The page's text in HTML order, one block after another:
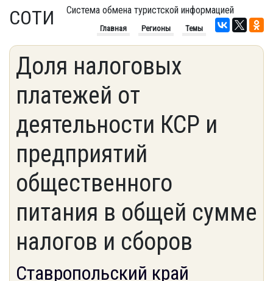
СОТИ Система обмена туристской информацией
Главная Регионы Темы
Доля налоговых
платежей от
деятельности КСР и
предприятий
общественного
питания в общей сумме
налогов и сборов
Ставропольский край